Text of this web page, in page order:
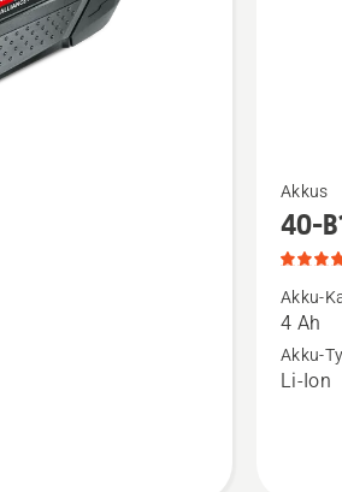
Details
40-
B140
Akkus
40-
Akku-
4 Ah
Akku-
Li-Ion